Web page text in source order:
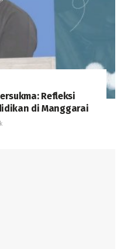
Refleksi
di Manggarai